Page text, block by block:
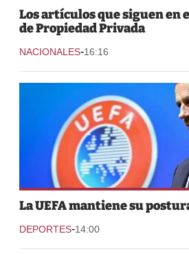
Los artículos que siguen en
de Propiedad Privada
NACIONALES-16:16
La UEFA mantiene su
DEPORTES-14:00